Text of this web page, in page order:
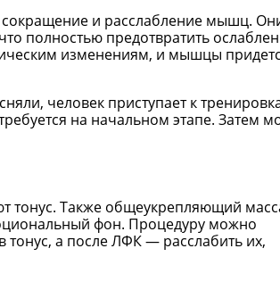
и расслабление мышц.
полностью предотвратить
изменениям, и мышцы
человек приступает к
на начальном этапе. Затем
тонус. Также общеукрепляющий
фон. Процедуру можно
а после ЛФК — расслабить их,